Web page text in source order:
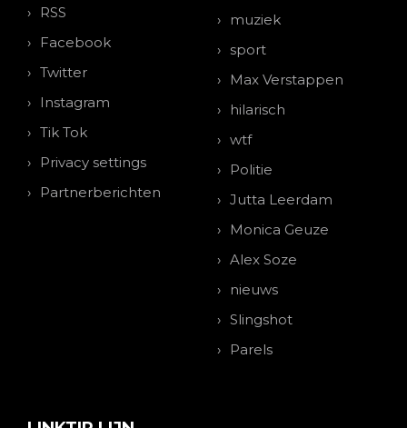
RSS
Facebook
Twitter
Instagram
Tik Tok
Privacy settings
Partnerberichten
muziek
sport
Max Verstappen
hilarisch
wtf
Politie
Jutta Leerdam
Monica Geuze
Alex Soze
nieuws
Slingshot
Parels